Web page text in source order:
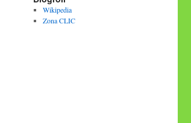
Wikipedia
Zona CLIC